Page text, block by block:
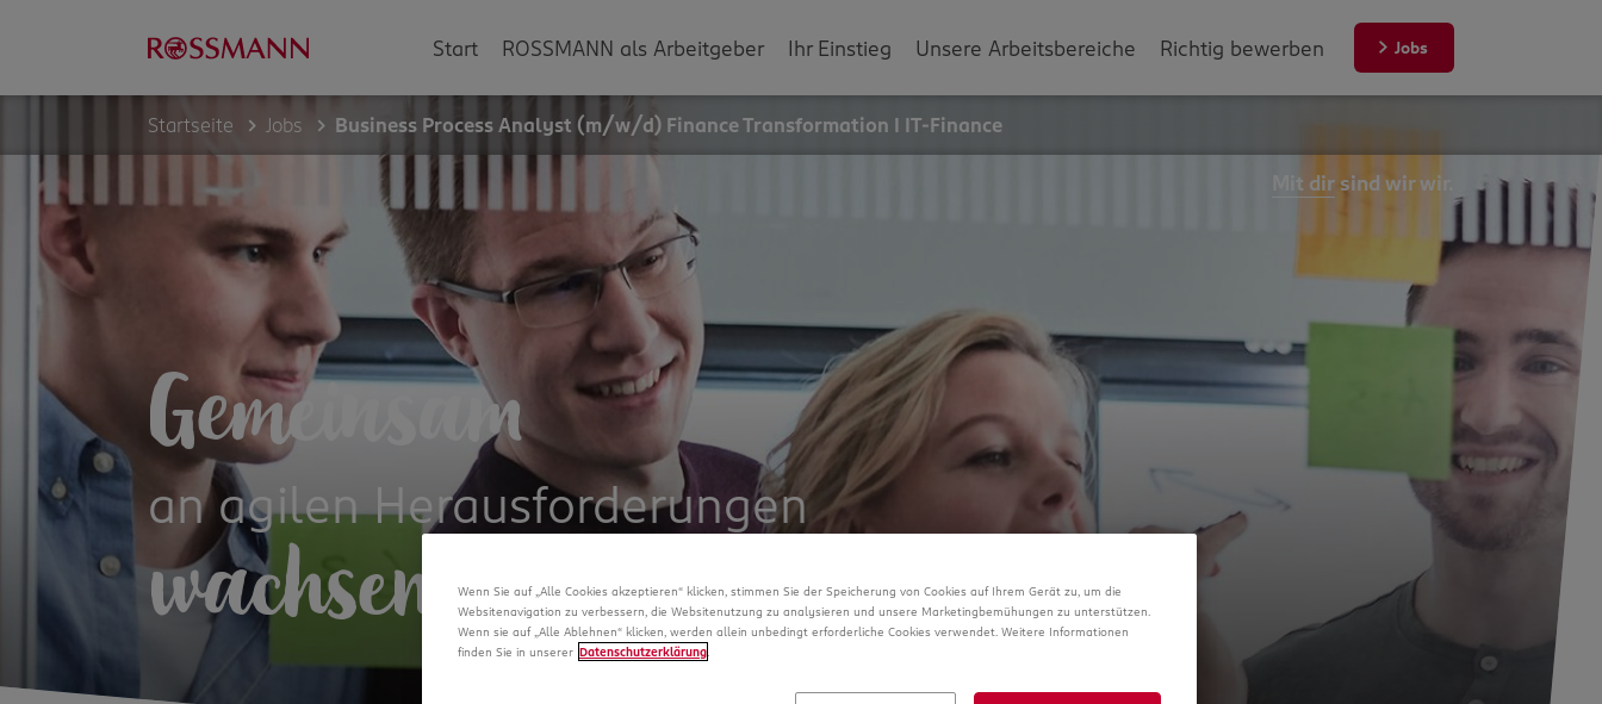
Start ROSSMANN als Arbeitgeber Ihr Einstieg Unsere Arbeitsbereiche Richtig bewerben Jobs
Startseite Jobs Business Process Analyst (m/w/d) Finance Transformation I IT-Finance
Mit dirsind wir wir.
Gemeinsam
an agilen Herausforderungen
wachsen.
Wenn Sie auf „Alle Cookies akzeptieren“ klicken, stimmen Sie der Speicherung von Cookies auf Ihrem Gerät zu, um die
Websitenavigation zu verbessern, die Websitenutzung zu analysieren und unsere Marketingbemühungen zu unterstützen.
Wenn sie auf „Alle Ablehnen“ klicken, werden allein unbedingt erforderliche Cookies verwendet. Weitere Informationen
finden Sie in unserer Datenschutzerklärung.